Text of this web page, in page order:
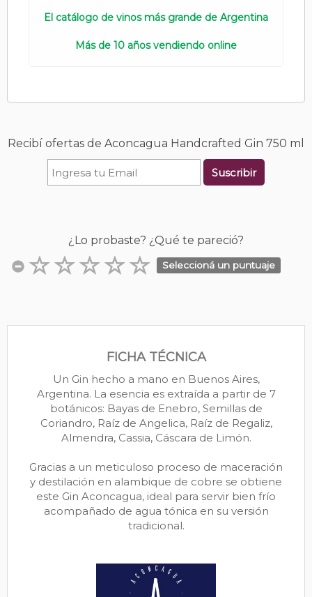
El catálogo de vinos más grande de Argentina
Más de 10 años vendiendo online
Recibí ofertas de Aconcagua Handcrafted Gin 750 ml
Suscribir
¿Lo probaste? ¿Qué te pareció?
Seleccioná un puntuaje
FICHA TÉCNICA
Un Gin hecho a mano en Buenos Aires,
Argentina. La esencia es extraída a partir de 7
botánicos: Bayas de Enebro, Semillas de
Coriandro, Raíz de Angelica, Raíz de Regaliz,
Almendra, Cassia, Cáscara de Limón.
Gracias a un meticuloso proceso de maceración
y destilación en alambique de cobre se obtiene
este Gin Aconcagua, ideal para servir bien frío
acompañado de agua tónica en su versión
tradicional.